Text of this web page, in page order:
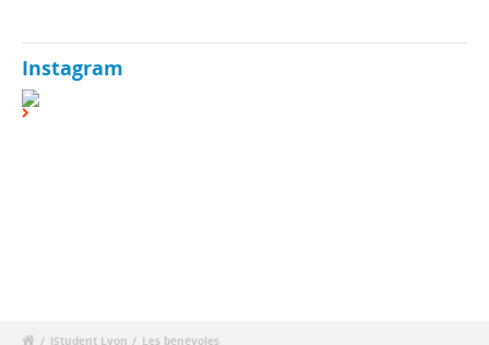
Instagram
/ iStudent Lyon / Les bénévoles